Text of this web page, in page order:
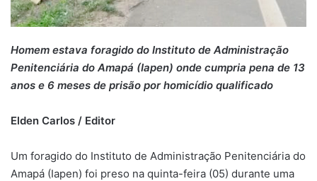
Homem estava foragido do Instituto de Administração
Penitenciária do Amapá (Iapen) onde cumpria pena de 13
anos e 6 meses de prisão por homicídio qualificado
Elden Carlos / Editor
Um foragido do Instituto de Administração Penitenciária do
Amapá (Iapen) foi preso na quinta-feira (05) durante uma